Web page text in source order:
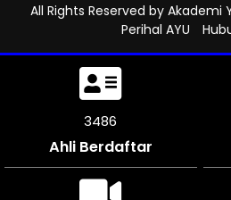
All Rights Reserved by Akademi
Perihal AYU
3858
Ahli Berdaftar